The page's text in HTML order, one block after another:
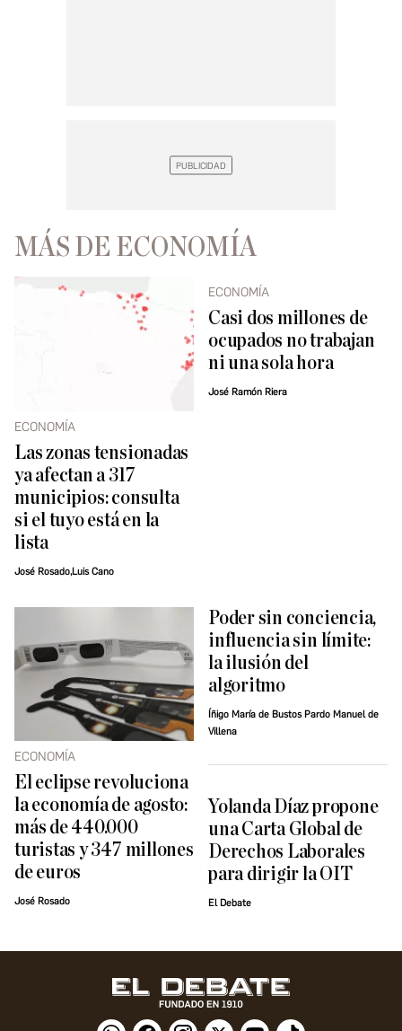
MÁS DE ECONOMÍA
ECONOMÍA
Las zonas tensionadas
ya afectan a 317
municipios: consulta
si el tuyo está en la
lista
José Rosado,Luis Cano
ECONOMÍA
Casi dos millones de
ocupados no trabajan
ni una sola hora
José Ramón Riera
ECONOMÍA
El eclipse revoluciona
la economía de agosto:
más de 440.000
turistas y 347 millones
de euros
José Rosado
Poder sin conciencia,
influencia sin límite:
la ilusión del
algoritmo
Íñigo María de Bustos Pardo Manuel de
Villena
Yolanda Díaz propone
una Carta Global de
Derechos Laborales
para dirigir la OIT
El Debate